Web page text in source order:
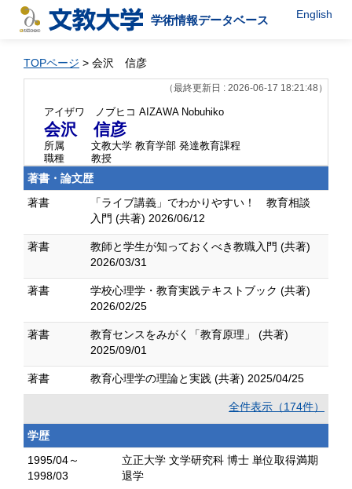
学術情報データベース English
TOPページ > 会沢 信彦
（最終更新日 : 2026-06-17 18:21:48）
アイザワ ノブヒコ AIZAWA Nobuhiko
会沢 信彦
所属
文教大学 教育学部 発達教育課程
職種
教授
著書・論文歴
著書
「ライブ講義」でわかりやすい！ 教育相談
入門 (共著) 2026/06/12
著書
教師と学生が知っておくべき教職入門 (共著)
2026/03/31
著書
学校心理学・教育実践テキストブック (共著)
2026/02/25
著書
教育センスをみがく「教育原理」 (共著)
2025/09/01
著書 教育心理学の理論と実践 (共著) 2025/04/25
全件表示（174件）
学歴
1995/04～
1998/03
立正大学 文学研究科 博士 単位取得満期
退学